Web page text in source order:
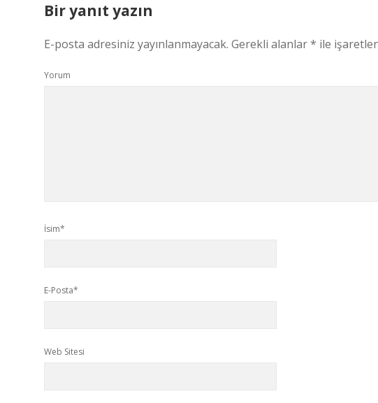
Bir yanıt yazın
E-posta adresiniz yayınlanmayacak. Gerekli alanlar* ile
Yorum
İsim*
E-Posta*
Web Sitesi